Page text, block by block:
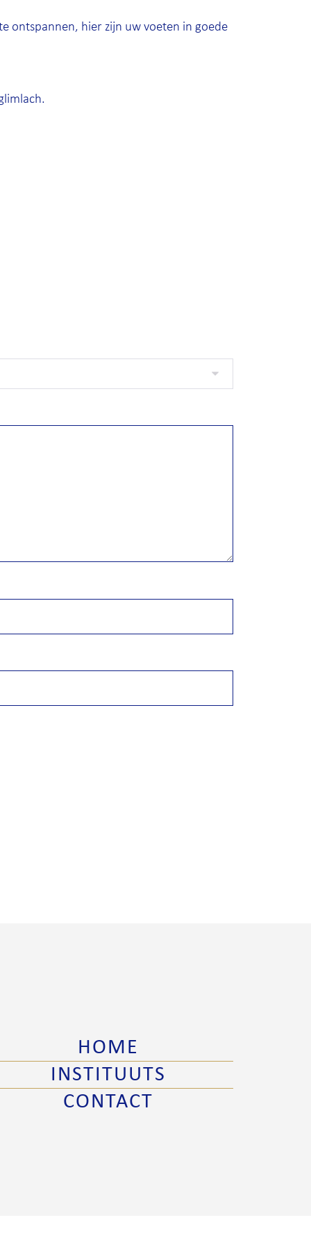
ontspannen, hier zijn uw voeten in goede
HOME
INSTITUUTS
CONTACT